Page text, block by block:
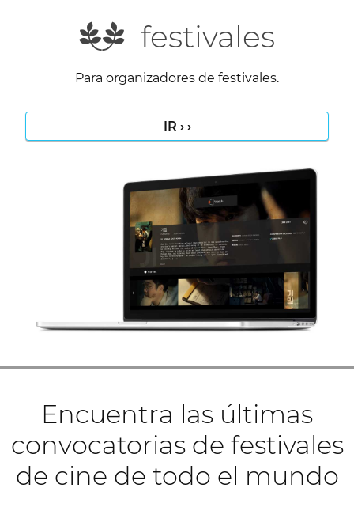
festivales
Para organizadores de festivales.
IR › ›
Encuentra las últimas
convocatorias de festivales
de cine de todo el mundo